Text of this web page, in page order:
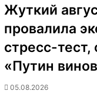
Жуткий
провалила
стресс-тест,
«Путин
05.08.2026